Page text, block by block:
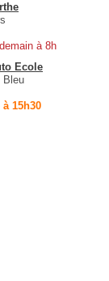
à 8h
Ecole
Bleu
15h30